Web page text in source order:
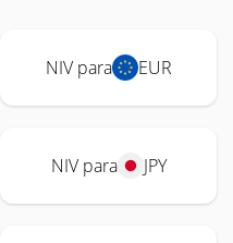
NIV para EUR
NIV para JPY